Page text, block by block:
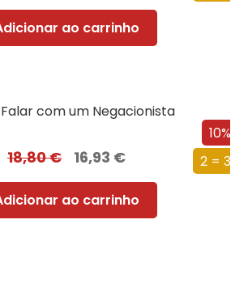
ao carrinho
10%
2 = 3
com um Negacionista
18,80€ 16,93 €
ao carrinho